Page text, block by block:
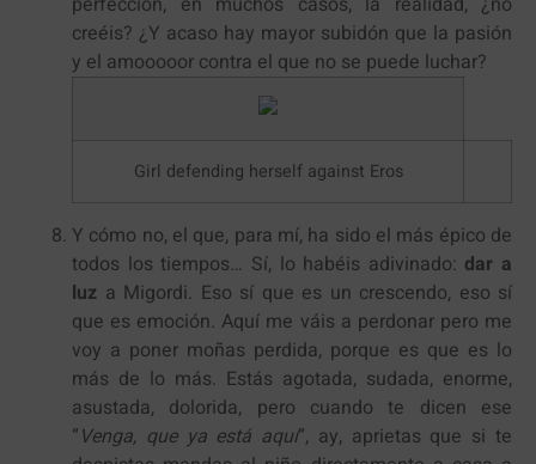
creéis? ¿Y acaso hay mayor subidón que la pasión
y el amooooor contra el que no se puede luchar?
Girl defending herself against Eros
Y cómo no, el que, para mí, ha sido el más épico de
todos los tiempos… Sí, lo habéis adivinado: dar a
luz a Migordi. Eso sí que es un crescendo, eso sí
que es emoción. Aquí me váis a perdonar pero me
voy a poner moñas perdida, porque es que es lo
más de lo más. Estás agotada, sudada, enorme,
asustada, dolorida, pero cuando te dicen ese
“Venga, que ya está aquí“, ay, aprietas que si te